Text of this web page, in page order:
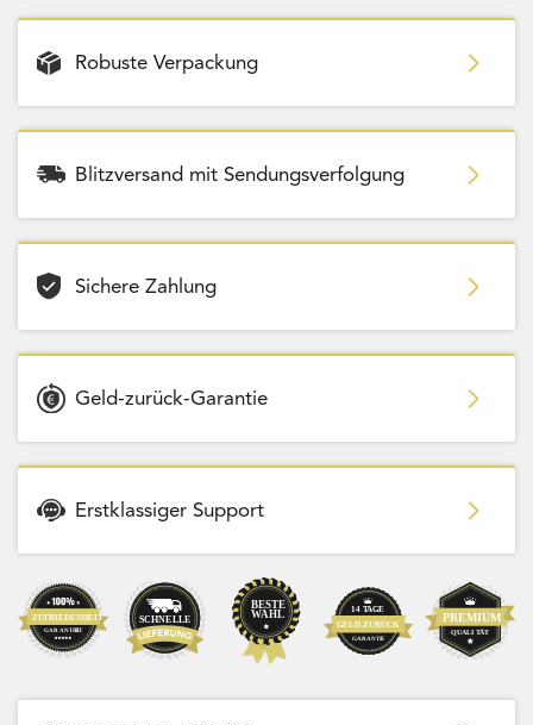
Robuste Verpackung
Blitzversand mit Sendungsverfolgung
Sichere Zahlung
Geld-zurück-Garantie
Erstklassiger Support